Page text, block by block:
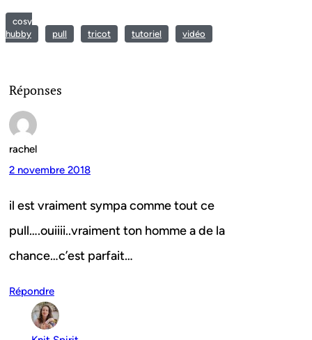
cosy
hubby
pull tricot tutoriel vidéo
Réponses
rachel
2 novembre 2018
il est vraiment sympa comme tout ce
pull….ouiiii..vraiment ton homme a de la
chance…c’est parfait…
Répondre